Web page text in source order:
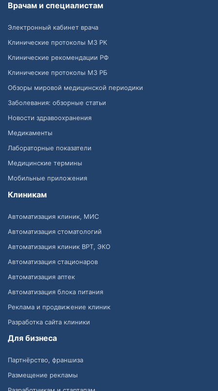
Врачам и специалистам
Электронный кабинет врача
Клинические протоколы МЗ РК
Клинические рекомендации РФ
Клинические протоколы МЗ РБ
Обзоры мировой медицинской периодики
Заболевания: обзорные статьи
Новости здравоохранения
Медикаменты
Лабораторные показатели
Медицинские термины
Мобильные приложения
Клиникам
Автоматизация клиник, МИС
Автоматизация стоматологий
Автоматизация клиник ВРТ, ЭКО
Автоматизация стационаров
Автоматизация аптек
Автоматизация блока питания
Реклама и продвижение клиник
Разработка сайта клиники
Для бизнеса
Партнёрство, франшиза
Размещение рекламы